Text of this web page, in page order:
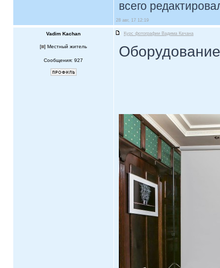
всего
28 авг, 17 12:19
Vadim Kachan Курс фотографии Вадима Качана
[ ] Местный житель
Сообщения: 927